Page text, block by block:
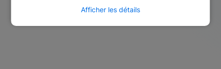
Afficher les détails